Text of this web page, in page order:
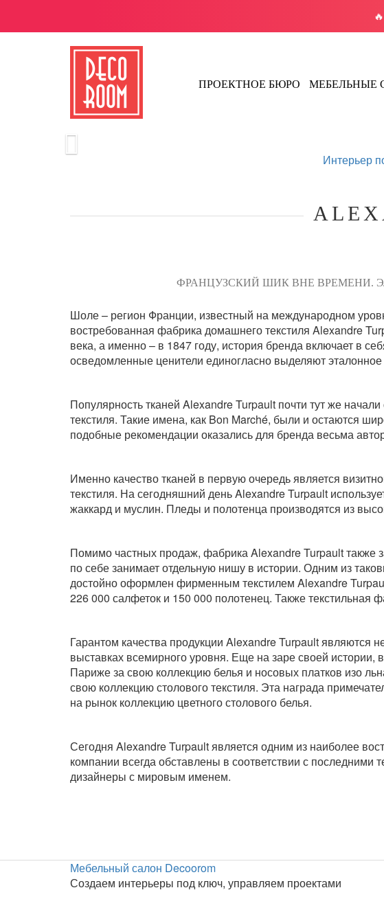
ПРОЕКТНОЕ БЮРО МЕБЕЛЬНЫЕ
Интерьер
ФРАНЦУЗСКИЙ ШИК ВНЕ ВРЕМЕНИ.
Шоле – регион Франции, известный на международном
востребованная фабрика домашнего текстиля Alexandre
века, а именно – в 1847 году, история бренда включает в
осведомленные ценители единогласно выделяют
Популярность тканей Alexandre Turpault почти тут же
текстиля. Такие имена, как Bon Marché, были и остаются
подобные рекомендации оказались для бренда весьма
Именно качество тканей в первую очередь является
текстиля. На сегодняшний день Alexandre Turpault
жаккард и муслин. Пледы и полотенца производятся из
Помимо частных продаж, фабрика Alexandre Turpault
по себе занимает отдельную нишу в истории. Одним из
достойно оформлен фирменным текстилем Alexandre
226 000 салфеток и 150 000 полотенец. Также текстильная
Гарантом качества продукции Alexandre Turpault являются
выставках всемирного уровня. Еще на заре своей
Париже за свою коллекцию белья и носовых платков изо
свою коллекцию столового текстиля. Эта награда
на рынок коллекцию цветного столового белья.
Сегодня Alexandre Turpault является одним из наиболее
компании всегда обставлены в соответствии с последними
дизайнеры с мировым именем.
Мебельный салон Decoorom
Создаем интерьеры под ключ, управляем проектами